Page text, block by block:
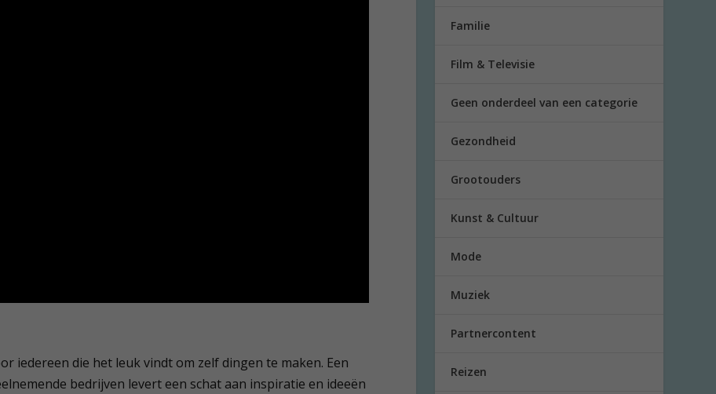
iedereen die het leuk vindt om zelf dingen te maken. Een
bedrijven levert een schat aan inspiratie en ideeën
Familie
Film & Televisie
Geen onderdeel van een categorie
Gezondheid
Grootouders
Kunst & Cultuur
Mode
Muziek
Partnercontent
Reizen